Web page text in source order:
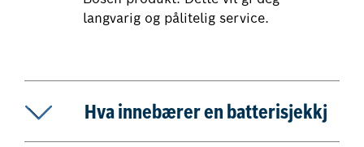
langvarig og pålitelig service.
Hva innebærer en batterisjekkj